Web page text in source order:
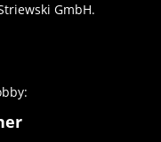
GmbH.